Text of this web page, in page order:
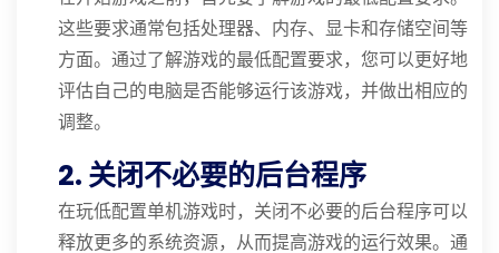
这些要求通常包括处理器、内存、显卡和存储空间等
方面。通过了解游戏的最低配置要求，您可以更好地
评估自己的电脑是否能够运行该游戏，并做出相应的
调整。
2. 关闭不必要的后台程序
在玩低配置单机游戏时，关闭不必要的后台程序可以
释放更多的系统资源，从而提高游戏的运行效果。通